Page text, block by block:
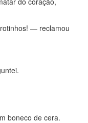
— reclamou
boneco de cera.